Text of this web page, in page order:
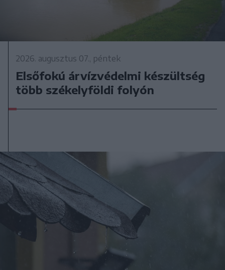
2026. augusztus 07., péntek
Elsőfokú árvízvédelmi készültség
több székelyföldi folyón